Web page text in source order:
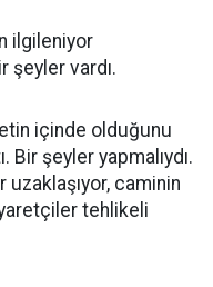
ilgileniyor
şeyler vardı.
içinde olduğunu
Bir şeyler yapmalıydı.
caminin
tehlikeli